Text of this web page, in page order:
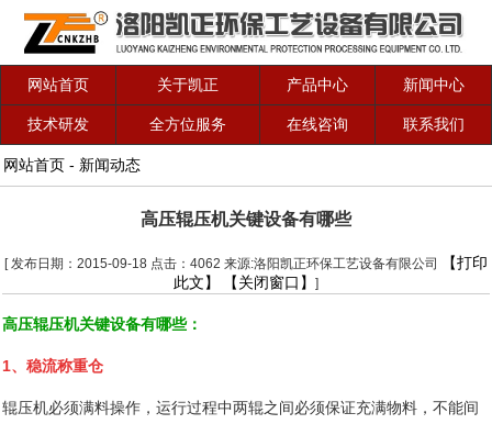
网站首页 关于凯正 产品中心 新闻中心
技术研发 全方位服务 在线咨询 联系我们
网站首页 - 新闻动态
高压辊压机关键设备有哪些
[ 发布日期：2015-09-18 点击：4062 来源:洛阳凯正环保工艺设备有限公司
【打印
此文】
【关闭窗口】 ]
高压辊压机关键设备有哪些：
1、稳流称重仓
辊压机必须满料操作，运行过程中两辊之间必须保证充满物料，不能间